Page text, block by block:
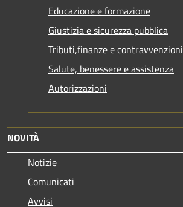
Educazione e formazione
Giustizia e sicurezza pubblica
Tributi,finanze e contravvenzioni
Salute, benessere e assistenza
Autorizzazioni
NOVITÀ
Notizie
Comunicati
Avvisi